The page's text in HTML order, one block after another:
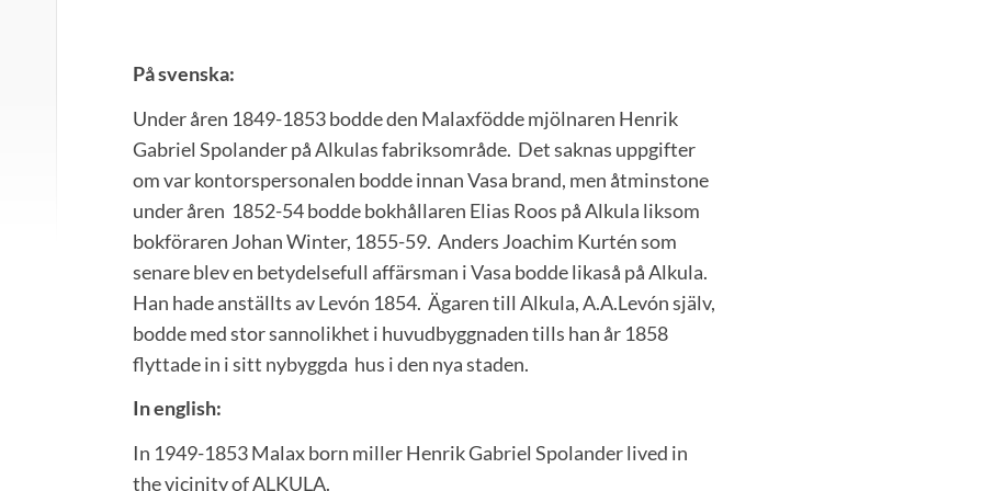
På svenska:
Under åren 1849-1853 bodde den Malaxfödde mjölnaren Henrik
Gabriel Spolander på Alkulas fabriksområde. Det saknas uppgifter
om var kontorspersonalen bodde innan Vasa brand, men åtminstone
under åren 1852-54 bodde bokhållaren Elias Roos på Alkula liksom
bokföraren Johan Winter, 1855-59. Anders Joachim Kurtén som
senare blev en betydelsefull affärsman i Vasa bodde likaså på Alkula.
Han hade anställts av Levón 1854. Ägaren till Alkula, A.A.Levón själv,
bodde med stor sannolikhet i huvudbyggnaden tills han år 1858
flyttade in i sitt nybyggda hus i den nya staden.
In english:
In 1949-1853 Malax born miller Henrik Gabriel Spolander lived in
the vicinity of ALKULA.